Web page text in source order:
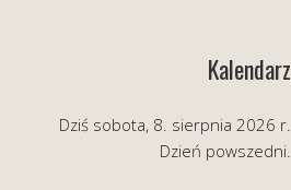
Kalendarz
Dziś sobota, 8. sierpnia 2026 r.
Dzień powszedni.